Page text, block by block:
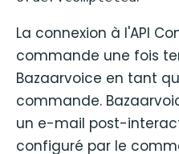
La connexion à l'API
commande une fois
Bazaarvoice en tant
commande.
un e-mail post-
configuré par le